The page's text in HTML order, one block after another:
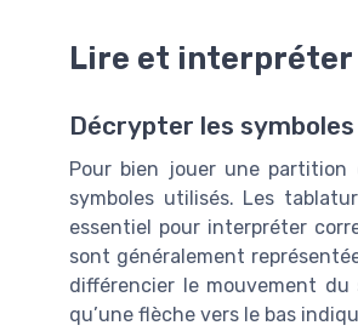
Lire et interpréter
Décrypter les
Pour bien jouer une partition
symboles utilisés. Les
essentiel pour interpréter
sont généralement
différencier le mouvement
qu’une flèche vers le bas